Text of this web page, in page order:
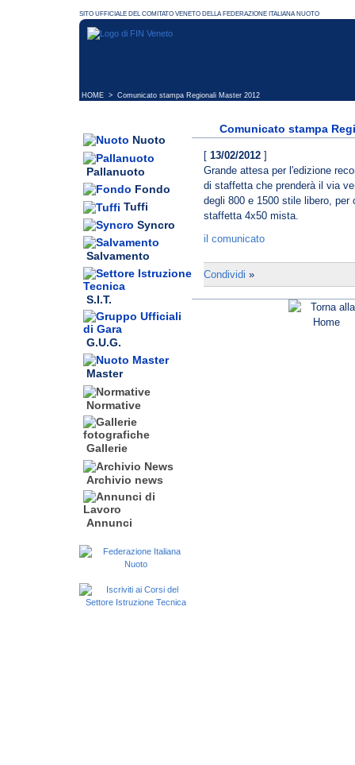
HOME > Comunicato stampa Regionali Master 2012
Nuoto
Pallanuoto
Fondo
Tuffi
Syncro
Salvamento
S.I.T.
G.U.G.
Master
Normative
Gallerie
Archivio news
Annunci
Comunicato stampa
[ 13/02/2012 ]
Grande attesa per l'edizione
di staffetta che prenderà il via
degli 800 e 1500 stile libero,
staffetta 4x50 mista.
il comunicato
Condividi »